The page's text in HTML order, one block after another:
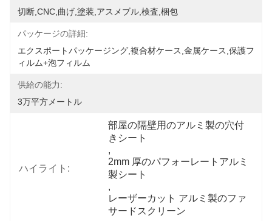
切断,CNC,曲げ,塗装,アスメブル,検査,梱包
パッケージの詳細:
エクスポートパッケージング,複合材ケース,金属ケース,保護フ
ィルム+泡フィルム
供給の能力:
3万平方メートル
ハイライト:
部屋の隔壁用のアルミ製の穴付
きシート
,
2mm 厚のパフォーレートアルミ
製シート
,
レーザーカット アルミ製のファ
サードスクリーン